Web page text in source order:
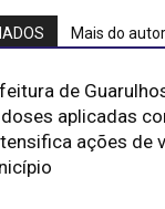
Mais do autor
de
aplicadas
ações de